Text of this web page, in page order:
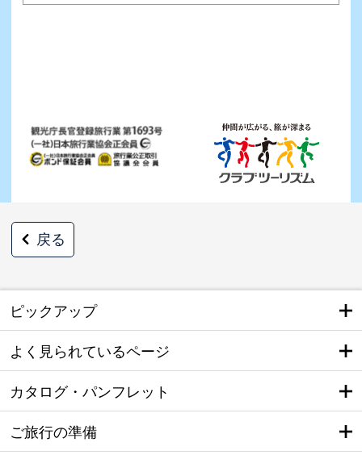
戻る
ピックアップ
よく見られているページ
カタログ・パンフレット
ご旅行の準備